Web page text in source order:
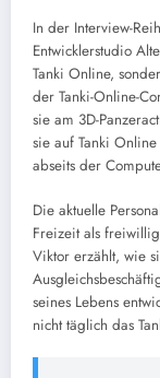
In der Interview-
Entwicklerstudio
Tanki Online,
der Tanki-Online-
sie am 3D-
sie auf Tanki
abseits der
Die aktuelle
Freizeit als
Viktor erzählt, wie
seines Lebens
nicht täglich das